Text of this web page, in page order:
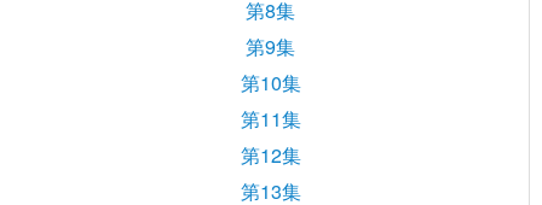
第8集
第9集
第10集
第11集
第12集
第13集